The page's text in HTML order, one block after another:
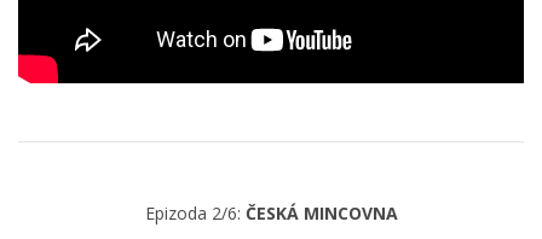
Epizoda 2/6: ČESKÁ MINCOVNA